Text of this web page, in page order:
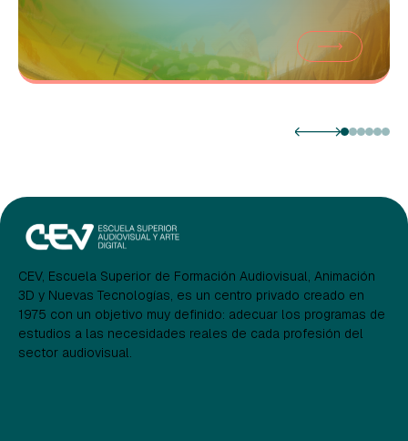
CEV, Escuela Superior de Formación Audiovisual, Animación
3D y Nuevas Tecnologías, es un centro privado creado en
1975 con un objetivo muy definido: adecuar los programas de
estudios a las necesidades reales de cada profesión del
sector audiovisual.